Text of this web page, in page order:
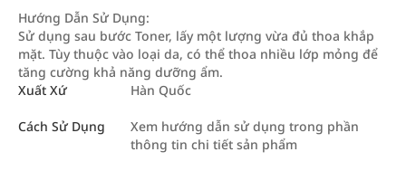
Hướng Dẫn Sử Dụng:
Sử dụng sau bước Toner, lấy một lượng vừa đủ thoa khắp
mặt. Tùy thuộc vào loại da, có thể thoa nhiều lớp mỏng để
tăng cường khả năng dưỡng ẩm.
Xuất Xứ
Hàn Quốc
Cách Sử Dụng
Xem hướng dẫn sử dụng trong phần
thông tin chi tiết sản phẩm